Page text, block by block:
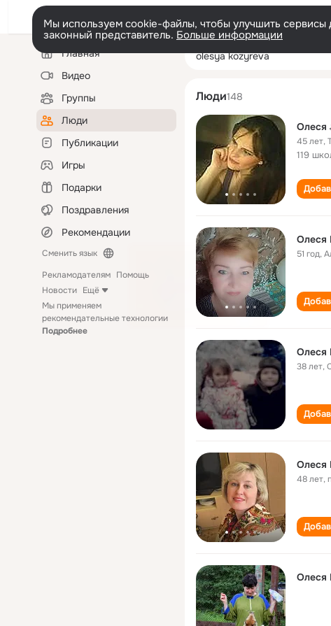
Мы используем cookie-файлы, чтобы улучшить сервисы
законный представитель. Больше информации
Левая
колонкаГлавная
Видео
Группы
Люди
Публикации
Игры
Подарки
Поздравления
Рекомендации
Сменить язык
Рекламодателям Помощь
Новости Ещё
Мы применяем
рекомендательные технологии
Подробнее
olesya kozyreva
Люди148
Олеся
45 лет,
119
Олеся
51 год,
Олеся
38 лет,
Олеся
48 лет,
Олеся